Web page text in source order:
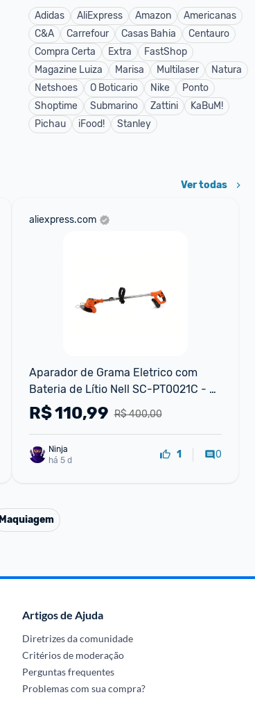
Adidas AliExpress Amazon
Americanas
C&A
Carrefour Casas Bahia
Centauro
Compra Certa
Extra
FastShop
Magazine Luiza
Marisa Multilaser
Natura
Netshoes
O Boticario Nike
Ponto
Shoptime
Submarino Zattini
KaBuM!
Pichau
iFood! Stanley
Ver todas
aliexpress.com
Aparador de Grama Eletrico com
Bateria de Lítio Nell SC-PT0021C -
Bivolt
R$ 400,00
R$110,99
há 5 d
1 0
Maquiagem
Artigos de Ajuda
Diretrizes da comunidade
Critérios de moderação
Perguntas frequentes
Problemas com sua compra?